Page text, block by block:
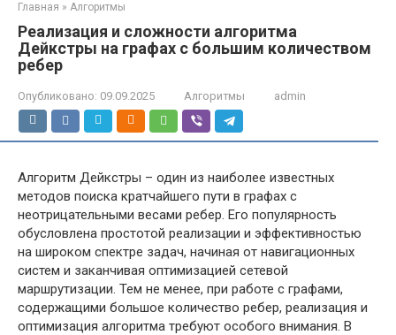
Главная » Алгоритмы
Реализация и сложности алгоритма
Дейкстры на графах с большим количеством
ребер
Опубликовано: 09.09.2025 Алгоритмы admin
Алгоритм Дейкстры – один из наиболее известных
методов поиска кратчайшего пути в графах с
неотрицательными весами ребер. Его популярность
обусловлена простотой реализации и эффективностью
на широком спектре задач, начиная от навигационных
систем и заканчивая оптимизацией сетевой
маршрутизации. Тем не менее, при работе с графами,
содержащими большое количество ребер, реализация и
оптимизация алгоритма требуют особого внимания. В